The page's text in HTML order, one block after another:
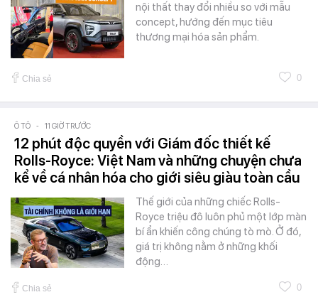
nội thất thay đổi nhiều so với mẫu
concept, hướng đến mục tiêu
thương mại hóa sản phẩm.
Chia sẻ 0
Ô TÔ - 11 GIỜ TRƯỚC
12 phút độc quyền với Giám đốc thiết kế
Rolls-Royce: Việt Nam và những chuyện chưa
kể về cá nhân hóa cho giới siêu giàu toàn cầu
Thế giới của những chiếc Rolls-
Royce triệu đô luôn phủ một lớp màn
bí ẩn khiến công chúng tò mò. Ở đó,
giá trị không nằm ở những khối
động…
Chia sẻ 0